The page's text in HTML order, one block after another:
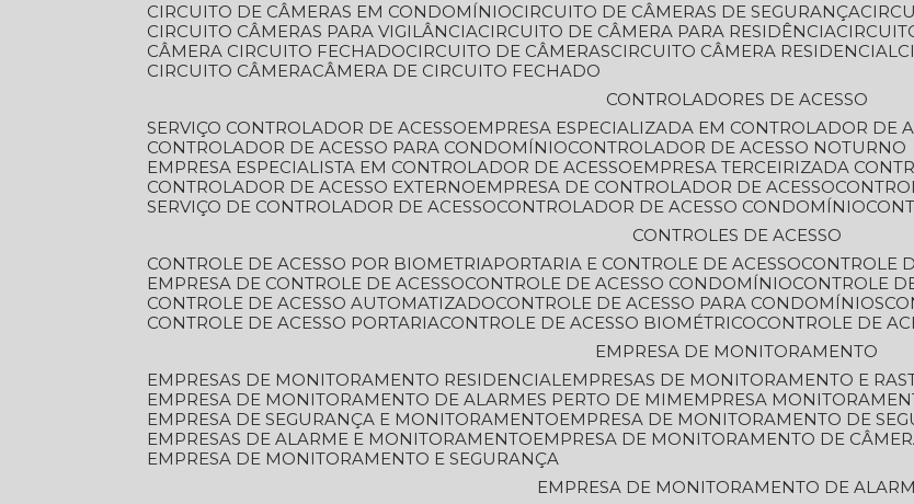
CIRCUITO DE CÂMERAS EM CONDOMÍNIO
CIRCUITO DE CÂMERAS DE SEGURANÇA
CIRCUITO CÂMERAS PARA VIGILÂNCIA
CIRCUITO DE CÂMERA PARA RESIDÊNCIA
CÂMERA CIRCUITO FECHADO
CIRCUITO DE CÂMERAS CIRCUITO CÂMERA RESIDENCIAL
CIRCUITO CÂMERA
CÂMERA DE CIRCUITO FECHADO
CONTROLADORES DE ACESSO
SERVIÇO CONTROLADOR DE ACESSO
EMPRESA ESPECIALIZADA EM CONTROLADOR DE
CONTROLADOR DE ACESSO PARA CONDOMÍNIO
CONTROLADOR DE ACESSO NOTURNO
EMPRESA ESPECIALISTA EM CONTROLADOR DE ACESSO
EMPRESA TERCEIRIZADA
CONTROLADOR DE ACESSO EXTERNO
EMPRESA DE CONTROLADOR DE ACESSO
SERVIÇO DE CONTROLADOR DE ACESSO
CONTROLADOR DE ACESSO CONDOMÍNIO
CONTROLES DE ACESSO
CONTROLE DE ACESSO POR BIOMETRIA
PORTARIA E CONTROLE DE ACESSO
CONTROLE
EMPRESA DE CONTROLE DE ACESSO
CONTROLE DE ACESSO CONDOMÍNIO
CONTROLE
CONTROLE DE ACESSO AUTOMATIZADO
CONTROLE DE ACESSO PARA CONDOMÍNIOS
CONTROLE DE ACESSO PORTARIA CONTROLE DE ACESSO BIOMÉTRICO
CONTROLE DE
EMPRESA DE MONITORAMENTO
EMPRESAS DE MONITORAMENTO RESIDENCIAL
EMPRESAS DE MONITORAMENTO E
EMPRESA DE MONITORAMENTO DE ALARMES PERTO DE MIM
EMPRESA
EMPRESA DE SEGURANÇA E MONITORAMENTO
EMPRESA DE MONITORAMENTO DE
EMPRESAS DE ALARME E MONITORAMENTO
EMPRESA DE MONITORAMENTO DE
EMPRESA DE MONITORAMENTO E SEGURANÇA
EMPRESA DE MONITORAMENTO DE